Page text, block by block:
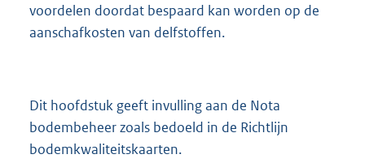
voordelen doordat bespaard kan worden op de
aanschafkosten van delfstoffen.
Dit hoofdstuk geeft invulling aan de Nota
bodembeheer zoals bedoeld in de Richtlijn
bodemkwaliteitskaarten.